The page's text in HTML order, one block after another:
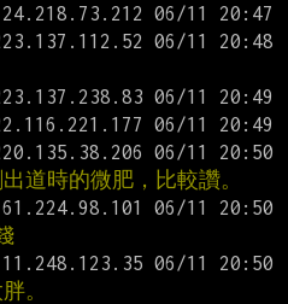
道時的微肥，比較讚。
。